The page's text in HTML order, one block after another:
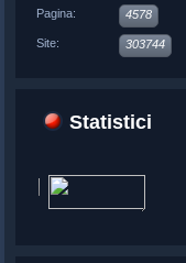
Pagina: 4578
Site: 303744
Statistici